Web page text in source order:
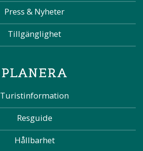
Press & Nyheter
Tillgänglighet
PLANERA
Turistinformation
Resguide
Hållbarhet